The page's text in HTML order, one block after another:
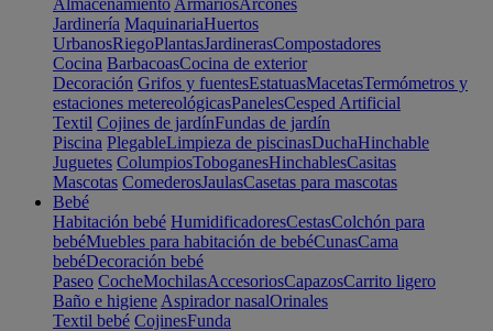
Almacenamiento ArmariosArcones
Jardinería MaquinariaHuertos
UrbanosRiegoPlantasJardinerasCompostadores
Cocina BarbacoasCocina de exterior
Decoración Grifos y fuentesEstatuasMacetasTermómetros y
estaciones metereológicasPanelesCesped Artificial
Textil Cojines de jardínFundas de jardín
Piscina PlegableLimpieza de piscinasDuchaHinchable
Juguetes ColumpiosToboganesHinchablesCasitas
Mascotas ComederosJaulasCasetas para mascotas
Bebé
Habitación bebé HumidificadoresCestasColchón para
bebéMuebles para habitación de bebéCunasCama
bebéDecoración bebé
Paseo CocheMochilasAccesoriosCapazosCarrito ligero
Baño e higiene Aspirador nasalOrinales
Textil bebé CojinesFunda